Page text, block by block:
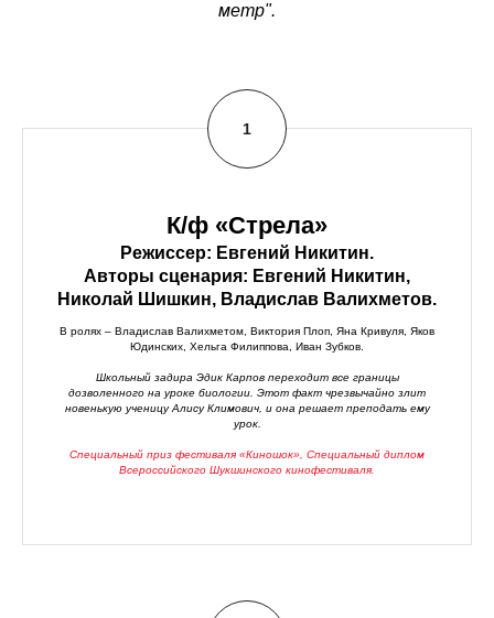
метр".
К/ф «Стрела»
Режиссер: Евгений Никитин.
Авторы сценария: Евгений Никитин,
Николай Шишкин, Владислав Валихметов.
В ролях – Владислав Валихметом, Виктория Плоп, Яна Кривуля, Яков
Юдинских, Хельга Филиппова, Иван Зубков.
Школьный задира Эдик Карпов переходит все границы
дозволенного на уроке биологии. Этот факт чрезвычайно злит
новенькую ученицу Алису Климович, и она решает преподать ему
урок.
Специальный приз фестиваля «Киношок», Специальный диплом
Всероссийского Шукшинского кинофестиваля.